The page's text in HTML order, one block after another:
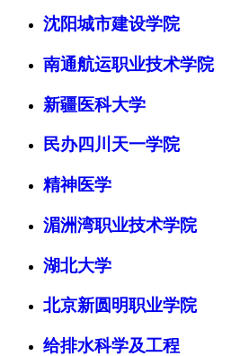
沈阳城市建设学院
南通航运职业技术学院
新疆医科大学
民办四川天一学院
精神医学
湄洲湾职业技术学院
湖北大学
北京新圆明职业学院
给排水科学及工程